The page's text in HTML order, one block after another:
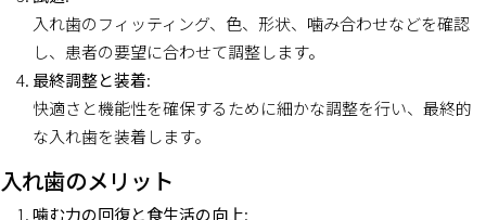
入れ歯のフィッティング、色、形状、噛み合わせなどを確認
し、患者の要望に合わせて調整します。
最終調整と装着:
快適さと機能性を確保するために細かな調整を行い、最終的
な入れ歯を装着します。
入れ歯のメリット
噛む力の回復と食生活の向上: